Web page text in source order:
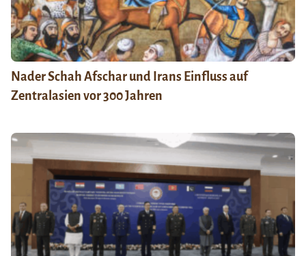
Nader Schah Afschar und Irans Einfluss auf
Zentralasien vor 300 Jahren